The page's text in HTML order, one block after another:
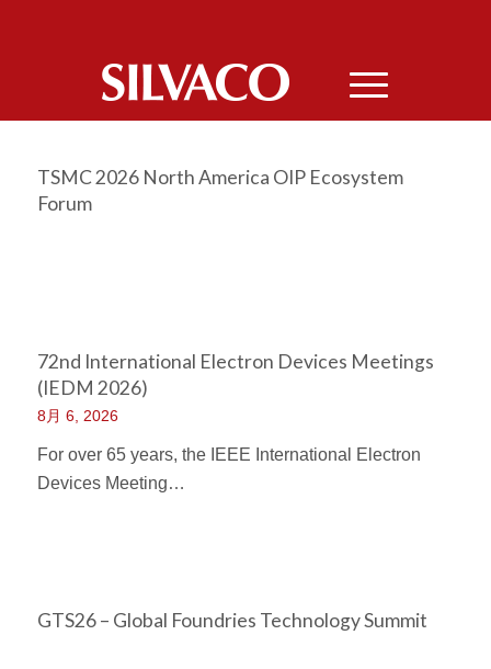
TSMC 2026 North America OIP Ecosystem
Forum
72nd International Electron Devices Meetings
(IEDM 2026)
8月 6, 2026
For over 65 years, the IEEE International Electron
Devices Meeting…
GTS26 – Global Foundries Technology Summit